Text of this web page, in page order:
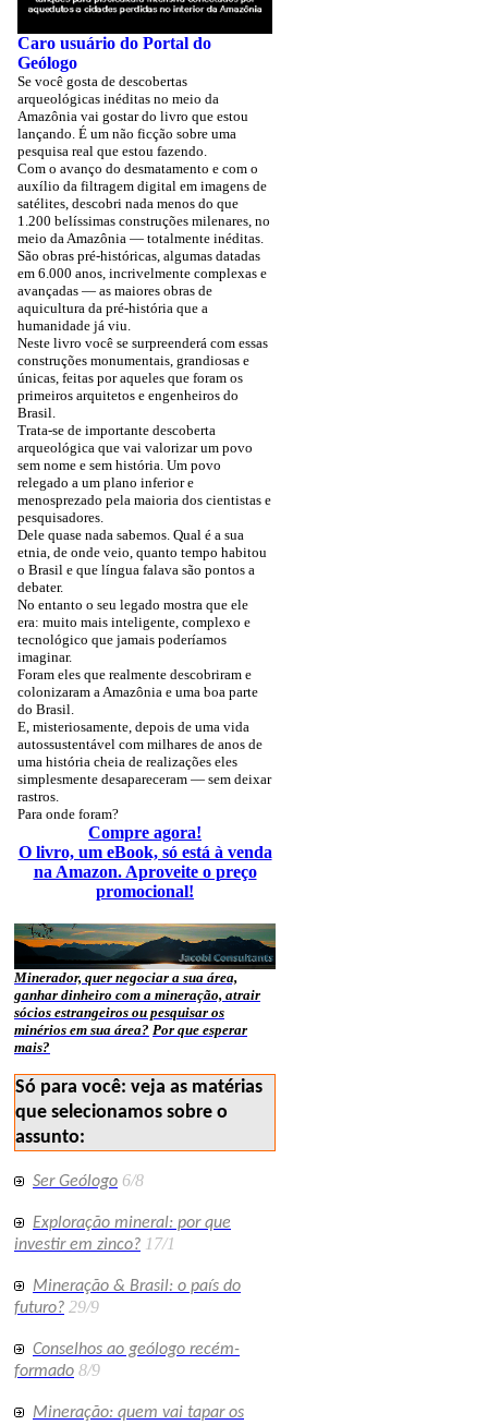
Caro usuário do Portal do
Geólogo
Se você gosta de descobertas
arqueológicas inéditas no meio da
Amazônia vai gostar do livro que estou
lançando. É um não ficção sobre uma
pesquisa real que estou fazendo.
Com o avanço do desmatamento e com o
auxílio da filtragem digital em imagens de
satélites, descobri nada menos do que
1.200 belíssimas construções milenares, no
meio da Amazônia — totalmente inéditas.
São obras pré-históricas, algumas datadas
em 6.000 anos, incrivelmente complexas e
avançadas — as maiores obras de
aquicultura da pré-história que a
humanidade já viu.
Neste livro você se surpreenderá com essas
construções monumentais, grandiosas e
únicas, feitas por aqueles que foram os
primeiros arquitetos e engenheiros do
Brasil.
Trata-se de importante descoberta
arqueológica que vai valorizar um povo
sem nome e sem história. Um povo
relegado a um plano inferior e
menosprezado pela maioria dos cientistas e
pesquisadores.
Dele quase nada sabemos. Qual é a sua
etnia, de onde veio, quanto tempo habitou
o Brasil e que língua falava são pontos a
debater.
No entanto o seu legado mostra que ele
era: muito mais inteligente, complexo e
tecnológico que jamais poderíamos
imaginar.
Foram eles que realmente descobriram e
colonizaram a Amazônia e uma boa parte
do Brasil.
E, misteriosamente, depois de uma vida
autossustentável com milhares de anos de
uma história cheia de realizações eles
simplesmente desapareceram — sem deixar
rastros.
Para onde foram?
Compre agora!
O livro, um eBook, só está à venda
na Amazon. Aproveite o preço
promocional!
Minerador, quer negociar a sua área,
ganhar dinheiro com a mineração, atrair
sócios estrangeiros ou pesquisar os
minérios em sua área? Por que esperar
mais?
Só para você: veja as matérias
que selecionamos sobre o
assunto:
Ser Geólogo 6/8
Exploração mineral: por que
investir em zinco? 17/1
Mineração & Brasil: o país do
futuro? 29/9
Conselhos ao geólogo recém-
formado 8/9
Mineração: quem vai tapar os